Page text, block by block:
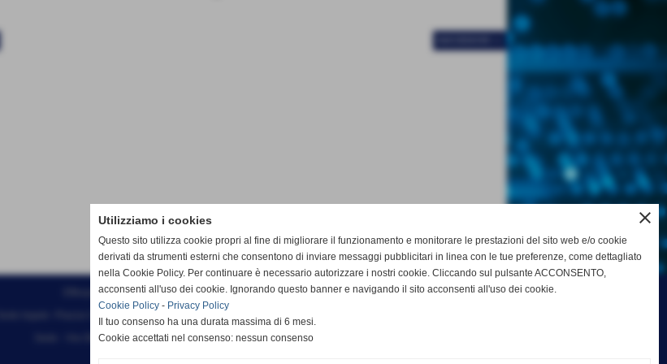
Effesystem di Fabio Favati
Sede legale -Piazza Carducci 18 55045 Pietrasanta (LU)
Sede - Via Ottorino Ciabattini Viareggio
close
Utilizziamo i cookies
Questo sito utilizza cookie propri al fine di migliorare il funzionamento e monitorare le prestazioni del sito web e/o cookie
derivati da strumenti esterni che consentono di inviare messaggi pubblicitari in linea con le tue preferenze, come dettagliato
nella Cookie Policy. Per continuare è necessario autorizzare i nostri cookie. Cliccando sul pulsante ACCONSENTO,
acconsenti all'uso dei cookie. Ignorando questo banner e navigando il sito acconsenti all'uso dei cookie.
Cookie Policy - Privacy Policy
Il tuo consenso ha una durata massima di 6 mesi.
Cookie accettati nel consenso: nessun consenso